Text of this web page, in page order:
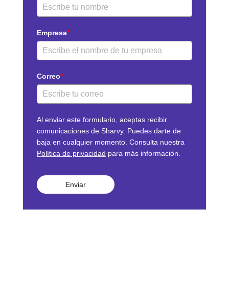
Empresa*
Correo*
Al enviar este formulario, aceptas recibir
comunicaciones de Sharvy. Puedes darte de
baja en cualquier momento. Consulta nuestra
Política de privacidad para más información.
Enviar